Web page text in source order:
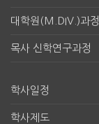
대학원(M.DIV.)과정
목사 신학연구과정
학사일정
학사제도